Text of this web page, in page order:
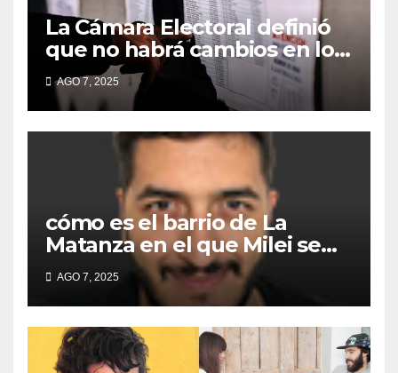
La Cámara Electoral definió
que no habrá cambios en los
lugares de votación en La
Matanza
AGO 7, 2025
cómo es el barrio de La
Matanza en el que Milei se
sacó la foto de lanzamiento
de campaña en provincia de
Buenos Aires
AGO 7, 2025